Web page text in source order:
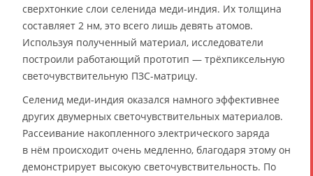
сверхтонкие слои селенида меди-индия. Их толщина
составляет 2 нм, это всего лишь девять атомов.
Используя полученный материал, исследователи
построили работающий прототип — трёхпиксельную
светочувствительную ПЗС-матрицу.
Селенид меди-индия оказался намного эффективнее
других двумерных светочувствительных материалов.
Рассеивание накопленного электрического заряда
в нём происходит очень медленно, благодаря этому он
демонстрирует высокую светочувствительность. По